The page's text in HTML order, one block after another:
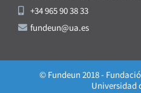
+34 965 90 38 33
fundeun@ua.es
© Fundeun 2018 -
Universidad